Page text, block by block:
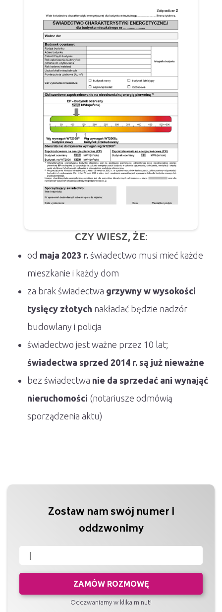
CZY WIESZ, ŻE:
od maja 2023 r. świadectwo musi mieć każde
mieszkanie i każdy dom
za brak świadectwa grzywny w wysokości
tysięcy złotych nakładać będzie nadzór
budowlany i policja
świadectwo jest ważne przez 10 lat;
świadectwa sprzed 2014 r. są już nieważne
bez świadectwa nie da sprzedać ani wynająć
nieruchomości (notariusze odmówią
sporządzenia aktu)
Zostaw nam swój numer i
oddzwonimy
ZAMÓW ROZMOWĘ
Oddzwaniamy w klika minut!